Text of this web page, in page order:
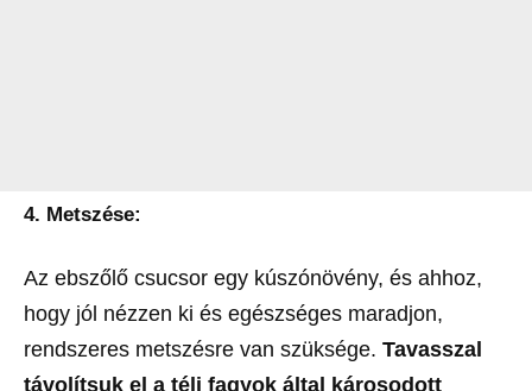
4. Metszése:
Az ebszőlő csucsor egy kúszónövény, és ahhoz,
hogy jól nézzen ki és egészséges maradjon,
rendszeres metszésre van szüksége. Tavasszal
távolítsuk el a téli fagyok által károsodott